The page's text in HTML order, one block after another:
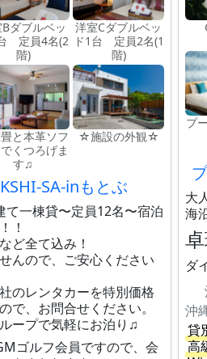
ダブルベッ
定員4名(2
階)
洋室Cダブルベッ
ド1台 定員2名(1
階)
と本革ソフ
くつろげま
す♫
☆施設の外観☆
SA-inもとぶ
て一棟貸〜定員12名〜宿泊
！
ど全て込み！
んので、ご安心ください
のレンタカーを特別価格
で、お問合せください。
ープで気軽にお泊り♫
ゴルフ会員ですので、会
プ
大
海
ダ
沖
貸
高